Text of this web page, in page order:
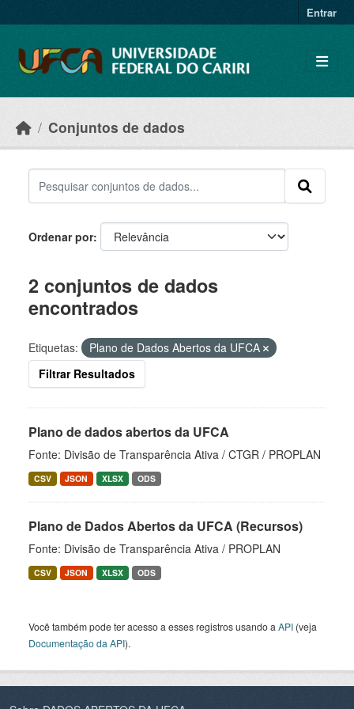
Entrar
Conjuntos de dados
Ordenar por
2 conjuntos de dados
encontrados
Etiquetas:
Plano de Dados Abertos da UFCA
Filtrar Resultados
Plano de dados abertos da UFCA
Fonte: Divisão de Transparência Ativa / CTGR / PROPLAN
CSV JSON XLSX ODS
Plano de Dados Abertos da UFCA (Recursos)
Fonte: Divisão de Transparência Ativa / PROPLAN
CSV JSON XLSX ODS
Você também pode ter acesso a esses registros usando a API (veja
Documentação da API).